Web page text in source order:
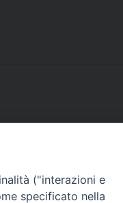
("interazioni e
specificato nella